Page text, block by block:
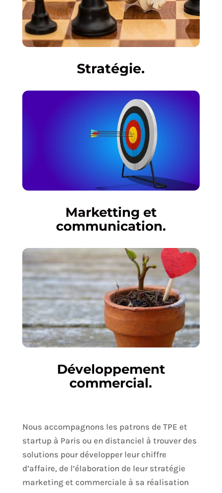
Stratégie.
Marketting et
communication.
Développement
commercial.
Nous accompagnons les patrons de TPE et
startup à Paris ou en distanciel à trouver des
solutions pour développer leur chiffre
d’affaire, de l’élaboration de leur stratégie
marketing et commerciale à sa réalisation